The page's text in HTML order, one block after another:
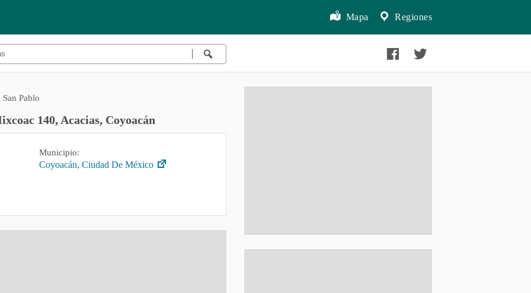
Regiones
Mapa
Pablo
140, Acacias, Coyoacán
Municipio:
Coyoacán, Ciudad De México